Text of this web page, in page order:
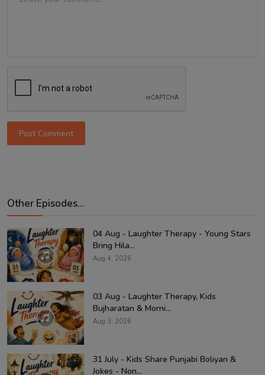
Post Comment
Other Episodes...
04 Aug - Laughter Therapy - Young Stars
Bring Hila...
Aug 4, 2026
03 Aug - Laughter Therapy, Kids
Bujharatan & Morni...
Aug 3, 2026
31 July - Kids Share Punjabi Boliyan &
Jokes - Non...